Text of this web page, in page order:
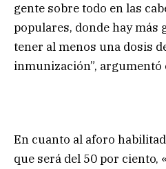
gente sobre todo en las
populares, donde hay más
tener al menos una dosis
inmunización”,
En cuanto al aforo
que será del 50 por ciento,